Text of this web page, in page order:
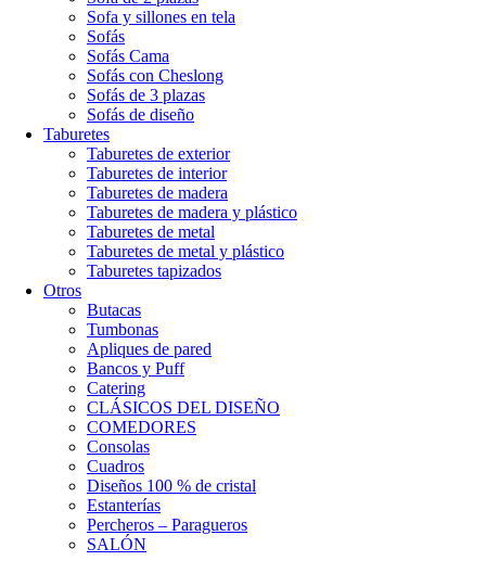
Sofa y sillones en tela
Sofás
Sofás Cama
Sofás con Cheslong
Sofás de 3 plazas
Sofás de diseño
Taburetes
Taburetes de exterior
Taburetes de interior
Taburetes de madera
Taburetes de madera y plástico
Taburetes de metal
Taburetes de metal y plástico
Taburetes tapizados
Otros
Butacas
Tumbonas
Apliques de pared
Bancos y Puff
Catering
CLÁSICOS DEL DISEÑO
COMEDORES
Consolas
Cuadros
Diseños 100 % de cristal
Estanterías
Percheros – Paragueros
SALÓN